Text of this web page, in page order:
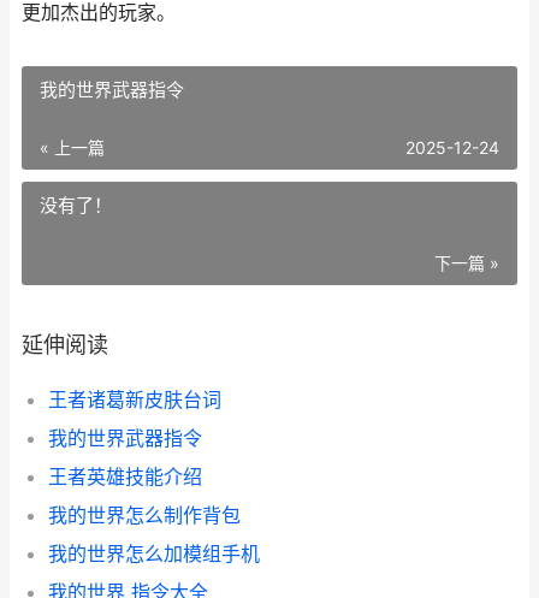
更加杰出的玩家。
我的世界武器指令
« 上一篇 2025-12-24
没有了！
下一篇 »
延伸阅读
王者诸葛新皮肤台词
我的世界武器指令
王者英雄技能介绍
我的世界怎么制作背包
我的世界怎么加模组手机
我的世界 指令大全